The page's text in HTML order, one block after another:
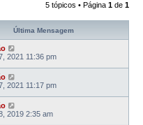
5 tópicos • Página 1 de 1
Última Mensagem
2021 11:36 pm
2021 11:17 pm
2019 2:35 am